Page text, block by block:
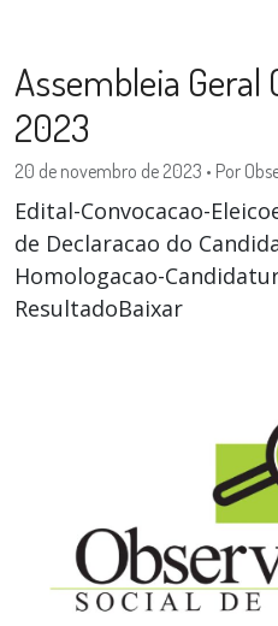
Assembleia Geral
2023
20 de novembro de 2023 • Por
Edital-Convocacao-
de Declaracao do
Homologacao-
ResultadoBaixar